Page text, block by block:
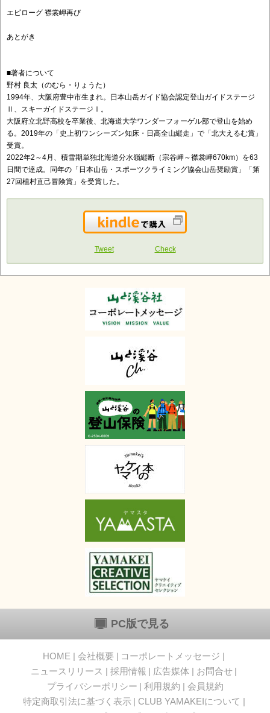
エピローグ 襟裳岬再び
あとがき
■著者について
野村 良太（のむら・りょうた）
1994年、大阪府豊中市生まれ。日本山岳ガイド協会認定登山ガイドステージ
Ⅱ、スキーガイドステージⅠ。
大阪府立北野高校を卒業後、北海道大学ワンダーフォーゲル部で登山を始め
る。2019年の「史上初ワンシーズン知床・日高全山縦走」で「北大えるむ賞」
受賞。
2022年2～4月、積雪期単独北海道分水嶺縦断（宗谷岬～襟裳岬670km）を63
日間で達成。同年の「日本山岳・スポーツクライミング協会山岳奨励賞」「第
27回植村直己冒険賞」を受賞した。
Kindleで購入
Tweet Check
PC版で見る
HOME 会社概要
コーポレートメッセージ
ニュースリリース
採用情報 広告媒体
お問合せ
プライバシーポリシー
利用規約
会員規約
特定商取引法に基づく表示
CLUB YAMAKEIについて